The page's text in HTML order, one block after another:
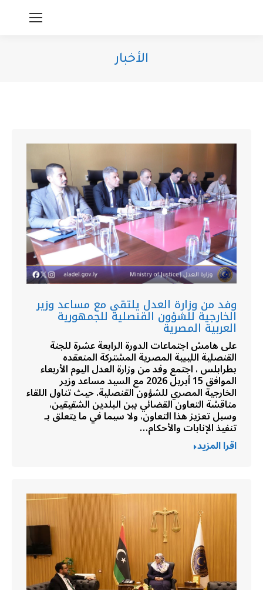
الأخبار
وفد من وزارة العدل يلتقي مع مساعد وزير
الخارجية للشؤون القنصلية للجمهورية
العربية المصرية
على هامش اجتماعات الدورة الرابعة عشرة للجنة
القنصلية الليبية المصرية المشتركة المنعقده
بطرابلس ، اجتمع وفد من وزارة العدل اليوم الأربعاء
الموافق 15 أبريل 2026 مع السيد مساعد وزير
الخارجية المصري للشؤون القنصلية. حيث تناول اللقاء
مناقشة التعاون القضائي بين البلدين الشقيقين،
وسبل تعزيز هذا التعاون، ولا سيما في ما يتعلق بـ
تنفيذ الإنابات والأحكام…
اقرا المزيد